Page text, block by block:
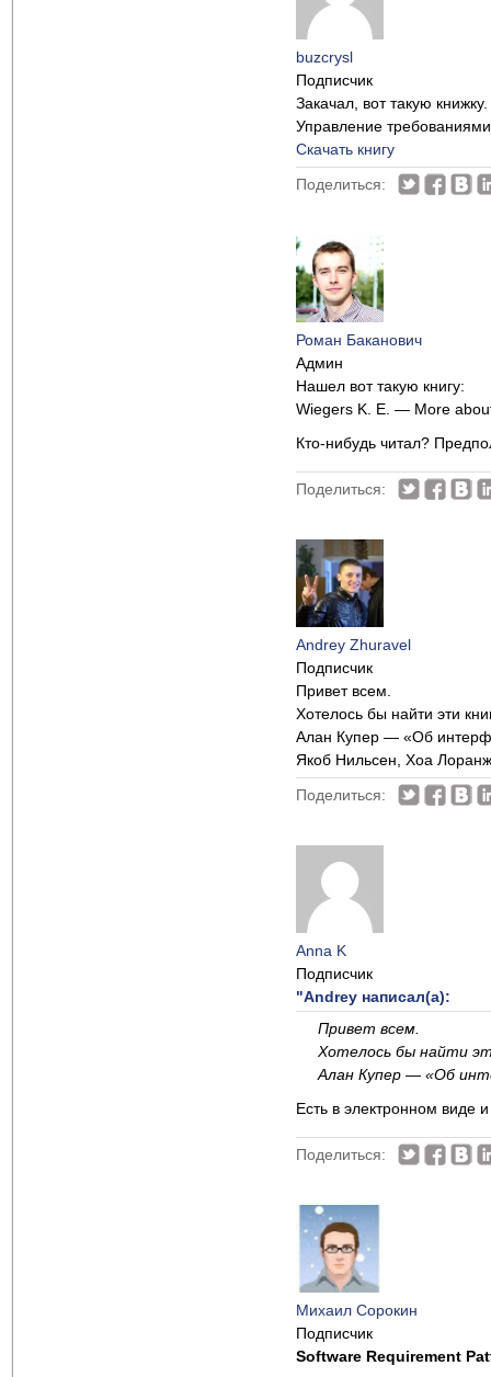
buzcrysl
Подписчик
Закачал, вот такую книжку.
Управление
Скачать книгу
Поделиться:
Роман Баканович
Админ
Нашел вот такую книгу:
Wiegers K. E. — More
Кто-нибудь читал?
Поделиться:
Andrey Zhuravel
Подписчик
Привет всем.
Хотелось бы найти эти
Алан Купер — «Об
Якоб Нильсен, Хоа
Поделиться:
Anna K
Подписчик
"Andrey написал(а):
Привет всем.
Хотелось бы найти
Алан Купер — «Об
Есть в электронном виде
Поделиться:
Михаил Сорокин
Подписчик
Software Requirement